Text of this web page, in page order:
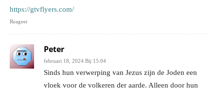
https://gtvflyers.com/
Reageer
Peter
februari 18, 2024 Bij 15:04
Sinds hun verwerping van Jezus zijn de Joden een
vloek voor de volkeren der aarde. Alleen door hun